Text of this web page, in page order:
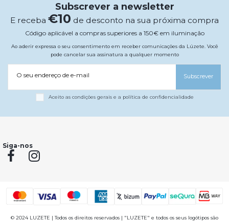
Subscrever a newsletter
E receba €10 de desconto na sua próxima compra
Código aplicável a compras superiores a 150€ em iluminação
Ao aderir expressa o seu consentimento em receber comunicações da Lúzete. Você
pode cancelar sua assinatura a qualquer momento
O seu endereço de e-mail Subscrever
Aceito as condições gerais e a política de confidencialidade
Siga-nos
© 2024 LUZETE | Todos os direitos reservados | "LUZETE" e todos os seus logótipos são